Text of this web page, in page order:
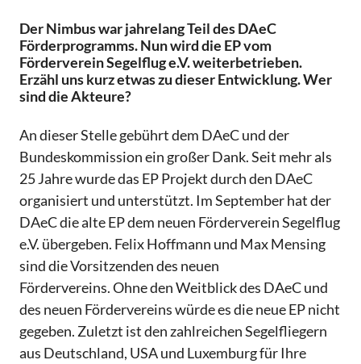
Der Nimbus war jahrelang Teil des DAeC
Förderprogramms. Nun wird die EP vom
Förderverein Segelflug e.V. weiterbetrieben.
Erzähl uns kurz etwas zu dieser Entwicklung. Wer
sind die Akteure?
An dieser Stelle gebührt dem DAeC und der
Bundeskommission ein großer Dank. Seit mehr als
25 Jahre wurde das EP Projekt durch den DAeC
organisiert und unterstützt. Im September hat der
DAeC die alte EP dem neuen Förderverein Segelflug
e.V. übergeben. Felix Hoffmann und Max Mensing
sind die Vorsitzenden des neuen
Fördervereins. Ohne den Weitblick des DAeC und
des neuen Fördervereins würde es die neue EP nicht
gegeben. Zuletzt ist den zahlreichen Segelfliegern
aus Deutschland, USA und Luxemburg für Ihre